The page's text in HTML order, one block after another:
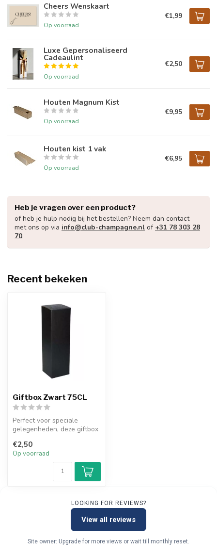
Cheers Wenskaart
Op voorraad
€1,99
Luxe Gepersonaliseerd
Cadeaulint
Op voorraad
€2,50
Houten Magnum Kist
Op voorraad
€9,95
Houten kist 1 vak
Op voorraad
€6,95
Heb je vragen over een product?
of heb je hulp nodig bij het bestellen? Neem dan contact
met ons op via info@club-champagne.nl of +31 78 303 28
70.
Recent bekeken
Giftbox Zwart 75CL
Perfect voor speciale
gelegenheden, deze giftbox
pers...
€2,50
Op voorraad
LOOKING FOR REVIEWS?
View all reviews
Site owner: Upgrade for more views or wait till monthly reset.